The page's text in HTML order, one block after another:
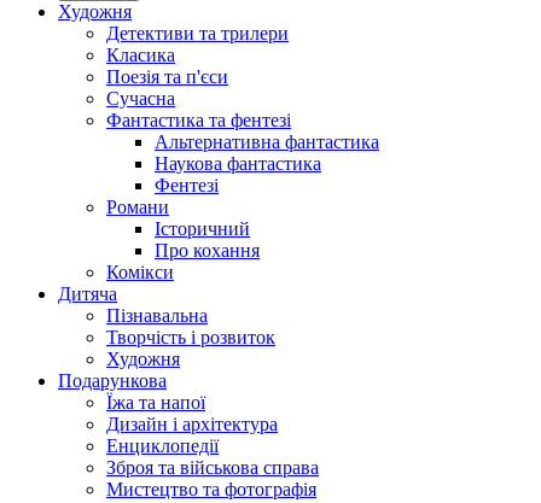
Художня
Детективи та трилери
Класика
Поезія та п'єси
Сучасна
Фантастика та фентезі
Альтернативна фантастика
Наукова фантастика
Фентезі
Романи
Історичний
Про кохання
Комікси
Дитяча
Пізнавальна
Творчість і розвиток
Художня
Подарункова
Їжа та напої
Дизайн і архітектура
Енциклопедії
Зброя та військова справа
Мистецтво та фотографія